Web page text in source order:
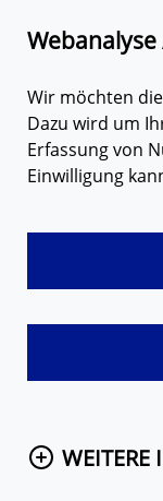
Wir möchten
Dazu wird um
Erfassung von
Einwilligung
WEITERE
LIEBE